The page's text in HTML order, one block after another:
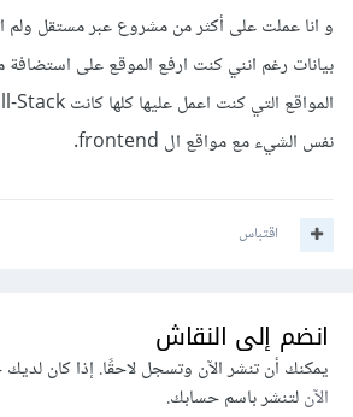
و انا عملت على أكثر من مشروع عبر مستقل
بيانات رغم انني كنت ارفع الموقع على استضافة
نفس الشيء مع مواقع ال frontend.
اقتباس
انضم إلى النقاش
يمكنك أن تنشر الآن وتسجل لاحقًا. إذا كان
الآنلتنشر باسم حسابك.